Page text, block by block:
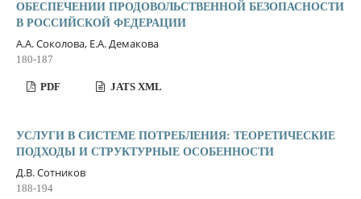
ОБЕСПЕЧЕНИИ ПРОДОВОЛЬСТВЕННОЙ БЕЗОПАСНОСТИ
В РОССИЙСКОЙ ФЕДЕРАЦИИ
А.А. Соколова, Е.А. Демакова
180-187
PDF JATS XML
УСЛУГИ В СИСТЕМЕ ПОТРЕБЛЕНИЯ: ТЕОРЕТИЧЕСКИЕ
ПОДХОДЫ И СТРУКТУРНЫЕ ОСОБЕННОСТИ
Д.В. Сотников
188-194